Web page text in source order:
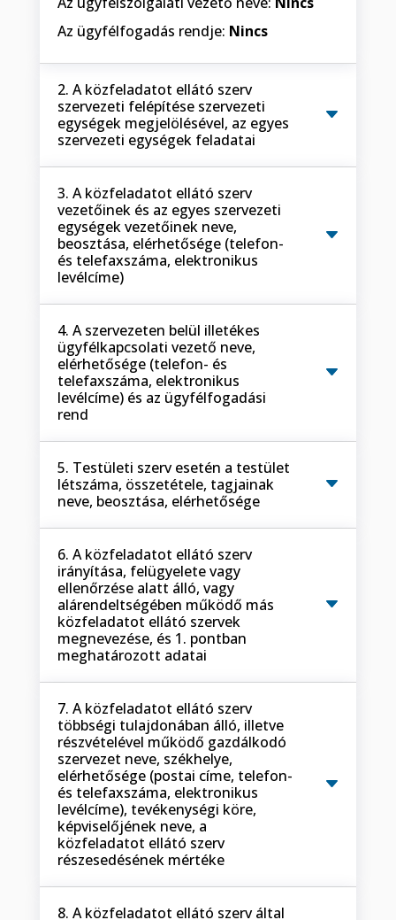
Az ügyfélfogadás rendje: Nincs
2. A közfeladatot ellátó szerv
szervezeti felépítése szervezeti
egységek megjelölésével, az egyes
szervezeti egységek feladatai
3. A közfeladatot ellátó szerv
vezetőinek és az egyes szervezeti
egységek vezetőinek neve,
beosztása, elérhetősége (telefon-
és telefaxszáma, elektronikus
levélcíme)
4. A szervezeten belül illetékes
ügyfélkapcsolati vezető neve,
elérhetősége (telefon- és
telefaxszáma, elektronikus
levélcíme) és az ügyfélfogadási
rend
5. Testületi szerv esetén a testület
létszáma, összetétele, tagjainak
neve, beosztása, elérhetősége
6. A közfeladatot ellátó szerv
irányítása, felügyelete vagy
ellenőrzése alatt álló, vagy
alárendeltségében működő más
közfeladatot ellátó szervek
megnevezése, és 1. pontban
meghatározott adatai
7. A közfeladatot ellátó szerv
többségi tulajdonában álló, illetve
részvételével működő gazdálkodó
szervezet neve, székhelye,
elérhetősége (postai címe, telefon-
és telefaxszáma, elektronikus
levélcíme), tevékenységi köre,
képviselőjének neve, a
közfeladatot ellátó szerv
részesedésének mértéke
8. A közfeladatot ellátó szerv által